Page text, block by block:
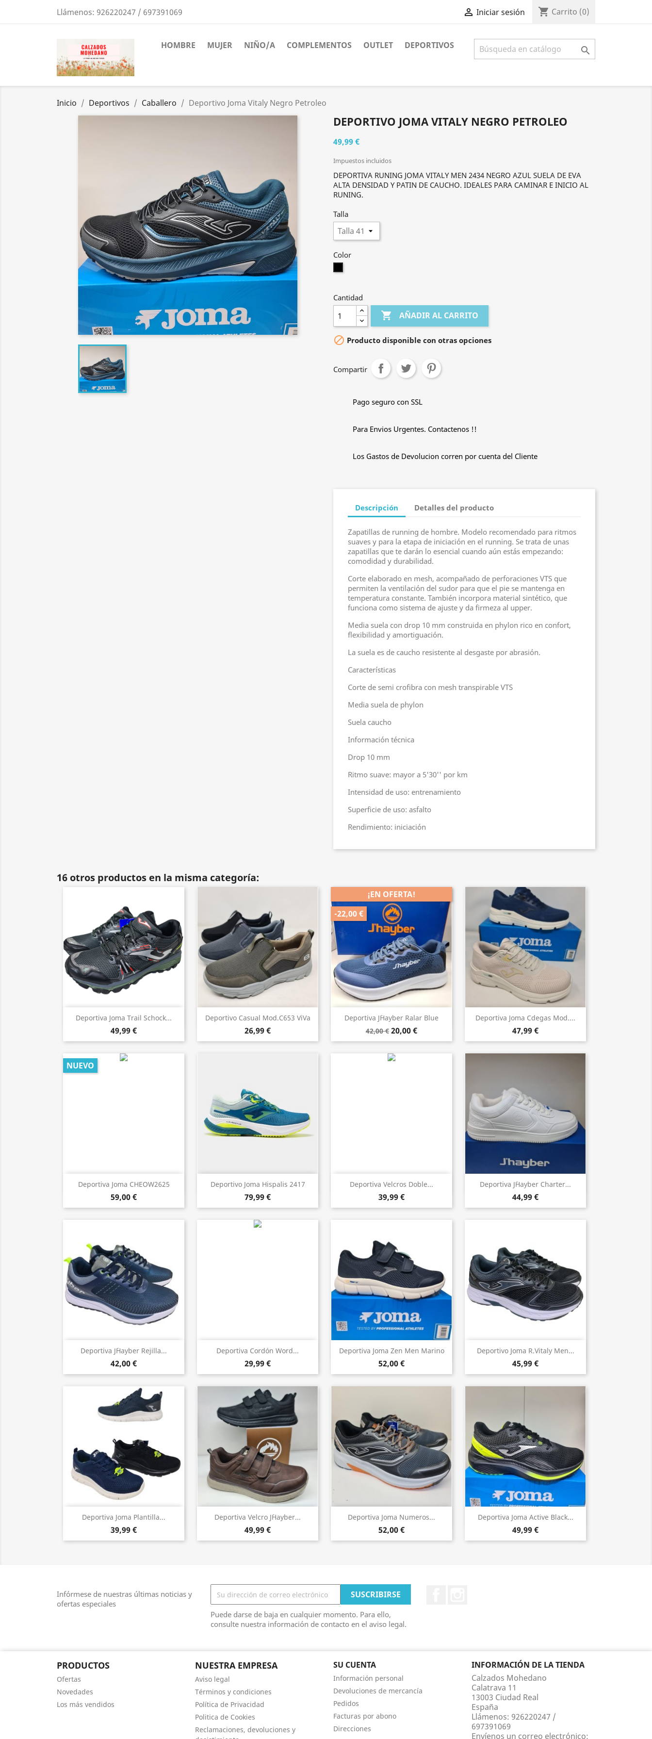
Llámenos: 926220247 / 697391069  Iniciar sesión shopping_cart Carrito (0)
HOMBRE MUJER NIÑO/A COMPLEMENTOS OUTLET DEPORTIVOS 
Inicio Deportivos Caballero Deportivo Joma Vitaly Negro Petroleo
DEPORTIVO JOMA VITALY NEGRO PETROLEO
49,99 €
Impuestos incluidos
DEPORTIVA RUNING JOMA VITALY MEN 2434 NEGRO AZUL SUELA DE EVA
ALTA DENSIDAD Y PATIN DE CAUCHO. IDEALES PARA CAMINAR E INICIO AL
RUNING.
Talla
Color
Cantidad
 AÑADIR AL CARRITO
 Producto disponible con otras opciones
Compartir
Pago seguro con SSL
Para Envios Urgentes. Contactenos !!
Los Gastos de Devolucion corren por cuenta del Cliente
Descripción Detalles del producto
Zapatillas de running de hombre. Modelo recomendado para ritmos
suaves y para la etapa de iniciación en el running. Se trata de unas
zapatillas que te darán lo esencial cuando aún estás empezando:
comodidad y durabilidad.
Corte elaborado en mesh, acompañado de perforaciones VTS que
permiten la ventilación del sudor para que el pie se mantenga en
temperatura constante. También incorpora material sintético, que
funciona como sistema de ajuste y da firmeza al upper.
Media suela con drop 10 mm construida en phylon rico en confort,
flexibilidad y amortiguación.
La suela es de caucho resistente al desgaste por abrasión.
Características
Corte de semi crofibra con mesh transpirable VTS
Media suela de phylon
Suela caucho
Información técnica
Drop 10 mm
Ritmo suave: mayor a 5'30'' por km
Intensidad de uso: entrenamiento
Superficie de uso: asfalto
Rendimiento: iniciación
16 otros productos en la misma categoría:
Deportiva Joma Trail Schock...
49,99 €
 Vista rápida Deportivo Casual Mod.C653 ViVa
26,99 €
Vista rápida
Deportiva J`Hayber Ralar Blue
42,00 € 20,00 €
¡EN OFERTA!
-22,00 €
Vista rápida Deportiva Joma Cdegas Mod....
47,99 €
 Vista rápida
Deportiva Joma CHEOW2625
59,00 €
NUEVO
Vista rápida Deportivo Joma Hispalis 2417
79,99 €
Vista rápida Deportiva Velcros Doble...
39,99 €
Vista rápida Deportiva J`hayber Charter...
44,99 €
Vista rápida
Deportiva J´hayber Rejilla...
42,00 €
Vista rápida Deportiva Cordón Word...
29,99 €
Vista rápida Deportiva Joma Zen Men Marino
52,00 €
Vista rápida Deportivo Joma R.Vitaly Men...
45,99 €
 Vista rápida
Deportiva Joma Plantilla...
39,99 €
Vista rápida Deportiva Velcro J`hayber...
49,99 €
Vista rápida Deportiva Joma Numeros...
52,00 €
Vista rápida Deportiva Joma Active Black...
49,99 €
Vista rápida
Infórmese de nuestras últimas noticias y
ofertas especiales
Puede darse de baja en cualquier momento. Para ello,
consulte nuestra información de contacto en el aviso legal.
PRODUCTOS
Ofertas
Novedades
Los más vendidos
NUESTRA EMPRESA
Aviso legal
Términos y condiciones
Política de Privacidad
Politica de Cookies
Reclamaciones, devoluciones y
SU CUENTA
Información personal
Devoluciones de mercancía
Pedidos
Facturas por abono
Direcciones
INFORMACIÓN DE LA TIENDA
Calzados Mohedano
Calatrava 11
13003 Ciudad Real
España
Llámenos: 926220247 /
697391069
Envíenos un correo electrónico: